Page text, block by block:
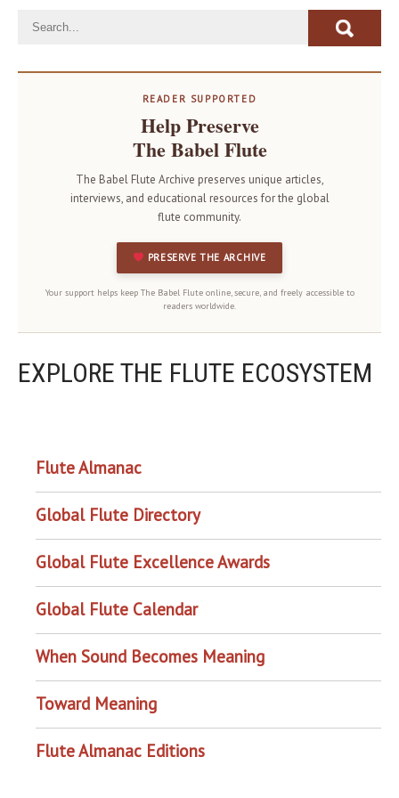
READER SUPPORTED
Help Preserve
The Babel Flute
The Babel Flute Archive preserves unique articles,
interviews, and educational resources for the global
flute community.
PRESERVE THE ARCHIVE
Your support helps keep The Babel Flute online, secure, and freely accessible to
readers worldwide.
EXPLORE THE FLUTE ECOSYSTEM
Flute Almanac
Global Flute Directory
Global Flute Excellence Awards
Global Flute Calendar
When Sound Becomes Meaning
Toward Meaning
Flute Almanac Editions